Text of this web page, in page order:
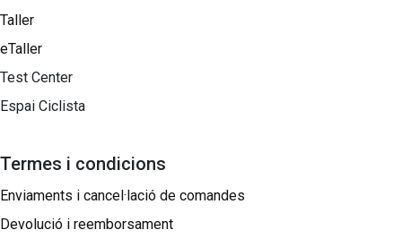
Taller
eTaller
Test Center
Espai Ciclista
Termes i condicions
Enviaments i cancel·lació de comandes
Devolució i reemborsament